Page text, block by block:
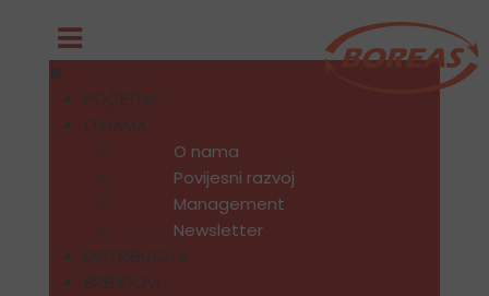
POČETNA
O NAMA
O nama
Povijesni razvoj
Management
Newsletter
DISTRIBUCIJA
BRENDOVI